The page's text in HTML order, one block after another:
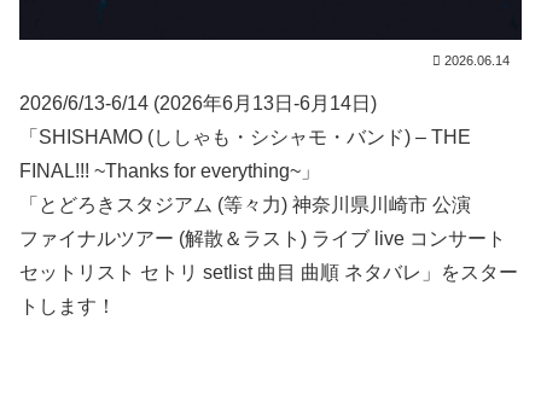
2026.06.14
2026/6/13-6/14 (2026年6月13日-6月14日)
「SHISHAMO (ししゃも・シシャモ・バンド) – THE
FINAL!!! ~Thanks for everything~」
「とどろきスタジアム (等々力) 神奈川県川崎市 公演
ファイナルツアー (解散＆ラスト) ライブ live コンサート
セットリスト セトリ setlist 曲目 曲順 ネタバレ」をスター
トします！